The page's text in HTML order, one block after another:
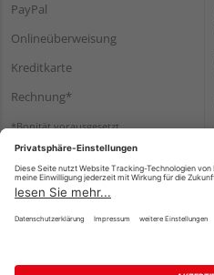
PayPal
Onlineüberweisung
Kreditkarte
Rechnung*
*Bonität vorausgesetzt
Impressum Datenschutz